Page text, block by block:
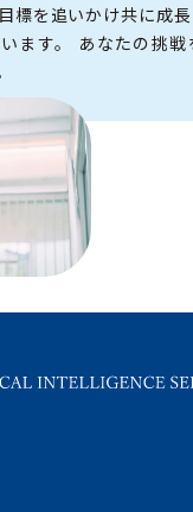
標を追いかけ共に成
ます。
あなたの挑